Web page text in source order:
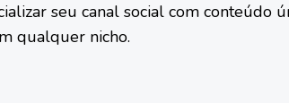
seu canal social com conteúdo
qualquer nicho.